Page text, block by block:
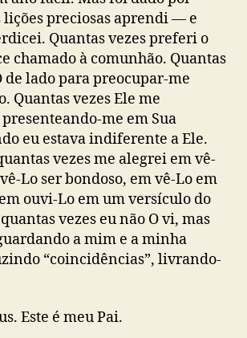
lições preciosas aprendi — e
Quantas vezes preferi o
chamado à comunhão. Quantas
de lado para preocupar-me
Quantas vezes Ele me
me em Sua
eu estava indiferente a Ele.
vezes me alegrei em vê-
Lo ser bondoso, em vê-Lo em
ouvi-Lo em um versículo do
vezes eu não O vi, mas
a mim e a minha
“coincidências”, livrando-
Este é meu Pai.